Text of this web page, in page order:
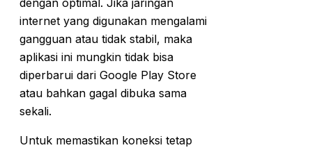
internet yang digunakan mengalami
gangguan atau tidak stabil, maka
aplikasi ini mungkin tidak bisa
diperbarui dari Google Play Store
atau bahkan gagal dibuka sama
sekali.
Untuk memastikan koneksi tetap